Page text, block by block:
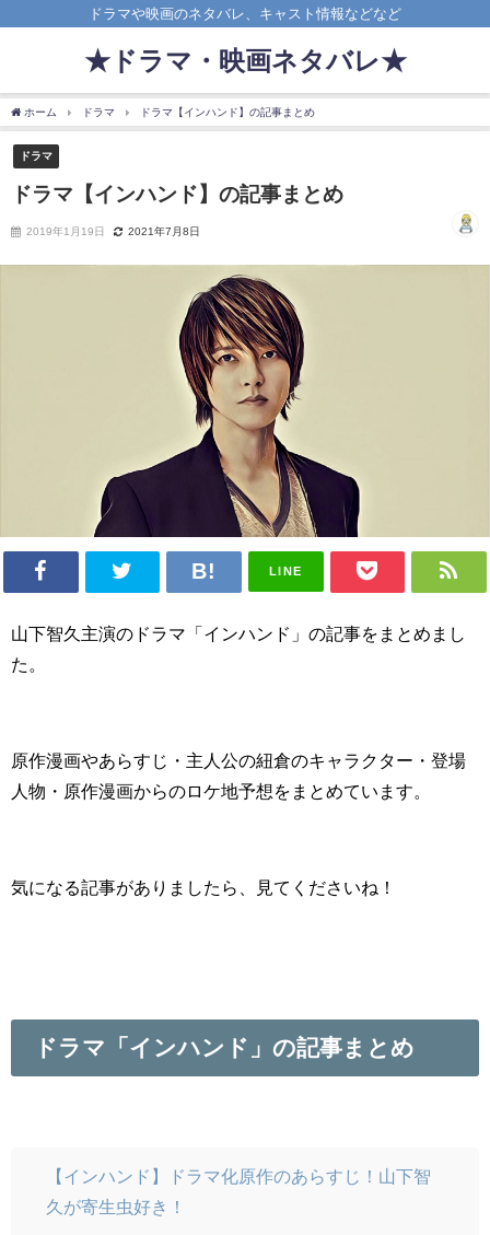
ドラマや映画のネタバレ、キャスト情報などなど
★ドラマ・映画ネタバレ★
ホーム ドラマ ドラマ【インハンド】の記事まとめ
ドラマ
ドラマ【インハンド】の記事まとめ
2019年1月19日 2021年7月8日
LINE
山下智久主演のドラマ「インハンド」の記事をまとめまし
た。
原作漫画やあらすじ・主人公の紐倉のキャラクター・登場
人物・原作漫画からのロケ地予想をまとめています。
気になる記事がありましたら、見てくださいね！
ドラマ「インハンド」の記事まとめ
【インハンド】ドラマ化原作のあらすじ！山下智
久が寄生虫好き！